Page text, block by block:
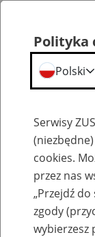
Praca w ZUS
Lista ofert
Polityka
Polski
Serwisy
cookies.
przez nas
„Przejdź
zgody
wybierzesz